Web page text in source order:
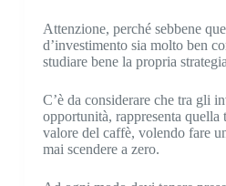
Attenzione, perché sebbene
d’investimento sia molto ben
studiare bene la propria
C’è da considerare che tra gli
opportunità, rappresenta quella
valore del caffè, volendo fare
mai scendere a zero.